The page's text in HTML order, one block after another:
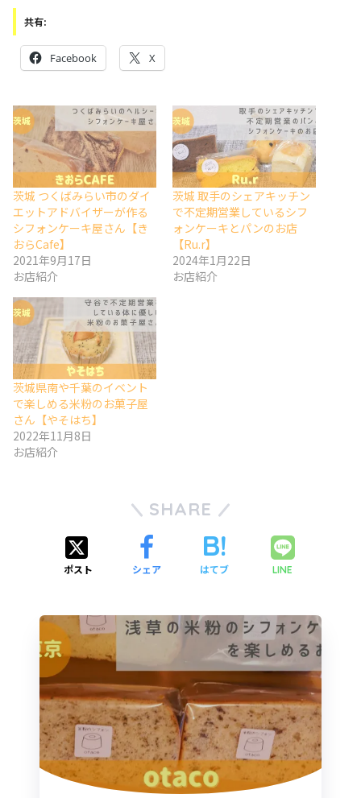
共有:
Facebook X
茨城 つくばみらい市のダイ
エットアドバイザーが作る
シフォンケーキ屋さん【き
おらCafe】
2021年9月17日
お店紹介
茨城 取手のシェアキッチン
で不定期営業しているシフ
ォンケーキとパンのお店
【Ru.r】
2024年1月22日
お店紹介
茨城県南や千葉のイベント
で楽しめる米粉のお菓子屋
さん【やそはち】
2022年11月8日
お店紹介
SHARE
ポスト シェア はてブ LINE